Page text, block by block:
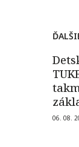
06. 08.